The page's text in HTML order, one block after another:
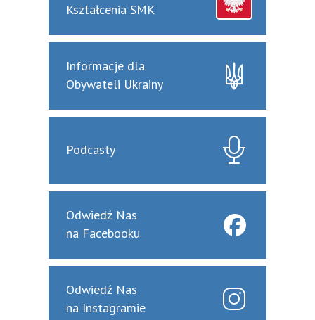
Kształcenia SMK
Informacje dla
Obywateli Ukrainy
Podcasty
Odwiedź Nas
na Facebooku
Odwiedź Nas
na Instagramie